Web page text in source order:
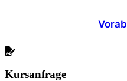
Kursanfrage